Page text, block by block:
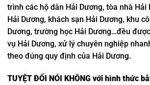
trình các hộ dân Hải Dương, tòa nhà Hải
Hải Dương, khách sạn Hải Dương, khu
Dương, trường học Hải Dương…đều
vụ Hải Dương, xử lý chuyên nghiệp
theo đúng quy định của Hải Dương.
TUYỆT ĐỐI NÓI KHÔNG với hình thức